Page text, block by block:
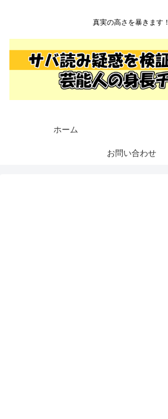
真実の高さを暴きます！
ホーム
お問い合わせ